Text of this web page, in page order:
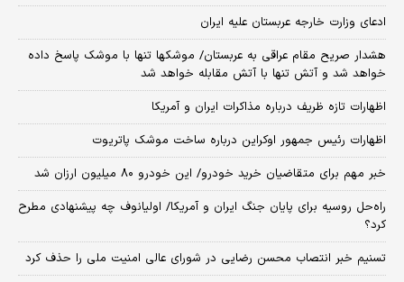
ادعای وزارت خارجه عربستان علیه ایران
هشدار صریح مقام عراقی به عربستان/ موشکها تنها با موشک پاسخ داده
خواهد شد و آتش تنها با آتش مقابله خواهد شد
اظهارات تازه ظریف درباره مذاکرات ایران و آمریکا
اظهارات رئیس جمهور اوکراین درباره ساخت موشک پاتریوت
خبر مهم برای متقاضیان خرید خودرو/ این خودرو ۸۰ میلیون ارزان شد
راه‌حل روسیه برای پایان جنگ ایران و آمریکا/ اولیانوف چه پیشنهادی مطرح
کرد؟
تسنیم خبر انتصاب محسن رضایی در شورای عالی امنیت ملی را حذف کرد